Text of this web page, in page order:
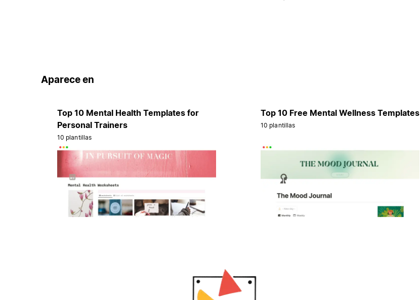
Aparece en
Top 10 Mental Health Templates for
Personal Trainers
10 plantillas
Top 10 Free Mental Wellness Templates
10 plantillas